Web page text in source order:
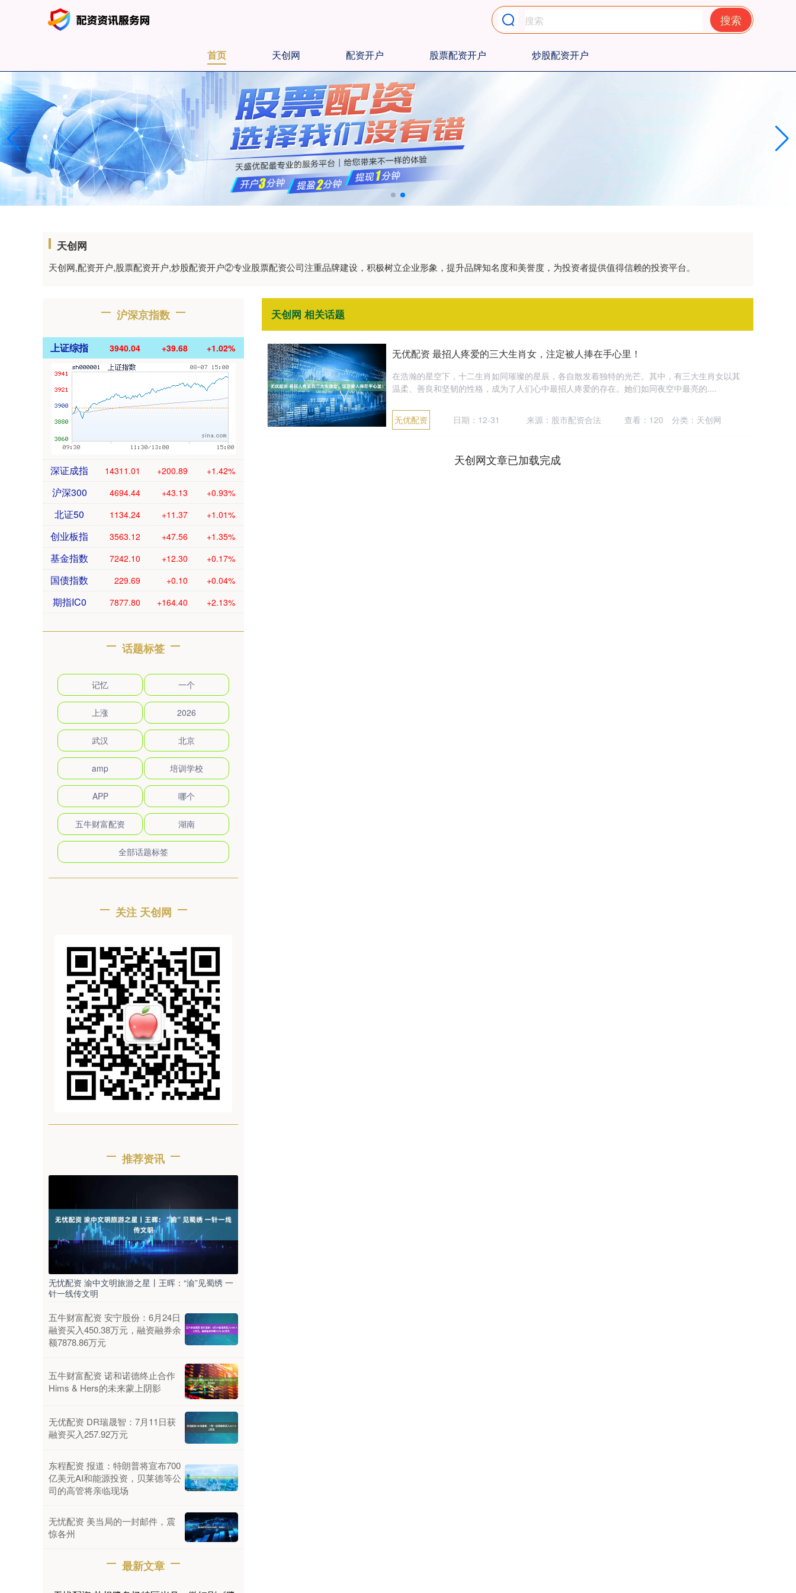
搜索
首页 天创网 配资开户 股票配资开户 炒股配资开户
天创网
天创网,配资开户,股票配资开户,炒股配资开户②专业股票配资公司注重品牌建设，积极树立企业形象，提升品牌知名度和美誉度，为投资者提供值得信赖的投资平台。
天创网 相关话题
无优配资 最招人疼爱的三大生肖女，注定被人捧在手心里！
在浩瀚的星空下，十二生肖如同璀璨的星辰，各自散发着独特的光芒。其中，有三大生肖女以其
温柔、善良和坚韧的性格，成为了人们心中最招人疼爱的存在。她们如同夜空中最亮的....
无优配资 日期：12-31 来源：股市配资合法 查看： 120 分类： 天创网
天创网文章已加载完成
沪深京指数
上证综指 3940.04 +39.68 +1.02%
深证成指 14311.01 +200.89 +1.42%
沪深300 4694.44 +43.13 +0.93%
北证50 1134.24 +11.37 +1.01%
创业板指 3563.12 +47.56 +1.35%
基金指数 7242.10 +12.30 +0.17%
国债指数 229.69 +0.10 +0.04%
期指IC0 7877.80 +164.40 +2.13%
话题标签
记忆 一个
上涨 2026
武汉 北京
amp 培训学校
APP 哪个
五牛财富配资 湖南
全部话题标签
关注 天创网
推荐资讯
无忧配资 渝中文明旅游之星丨王晖：“渝”见蜀绣 一
针一线传文明
五牛财富配资 安宁股份：6月24日
融资买入450.38万元，融资融券余
额7878.86万元
五牛财富配资 诺和诺德终止合作
Hims & Hers的未来蒙上阴影
无优配资 DR瑞晟智：7月11日获
融资买入257.92万元
东程配资 报道：特朗普将宣布700
亿美元AI和能源投资，贝莱德等公
司的高管将亲临现场
无忧配资 美当局的一封邮件，震
惊各州
最新文章